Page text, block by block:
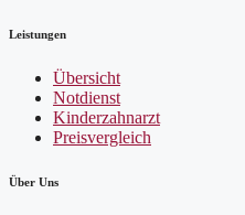
Leistungen
Übersicht
Notdienst
Kinderzahnarzt
Preisvergleich
Über Uns